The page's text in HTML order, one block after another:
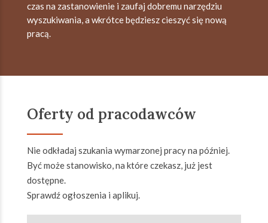
czas na zastanowienie i zaufaj dobremu narzędziu
wyszukiwania, a wkrótce będziesz cieszyć się nową
pracą.
Oferty od pracodawców
Nie odkładaj szukania wymarzonej pracy na później.
Być może stanowisko, na które czekasz, już jest
dostępne.
Sprawdź ogłoszenia i aplikuj.